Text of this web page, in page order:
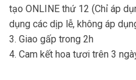
tạo ONLINE thứ 12 (Chỉ áp
dụng các dịp lễ, không áp
3. Giao gấp trong 2h
4. Cam kết hoa tươi trên 3